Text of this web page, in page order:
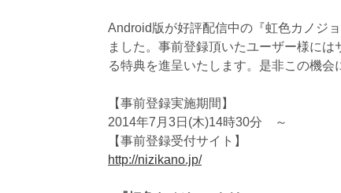
Android版が好評配信中の『虹色カノジ
ました。事前登録頂いたユーザー様に
る特典を進呈いたします。是非この機会
【事前登録実施期間】
2014年7月3日(木)14時30分 ～
【事前登録受付サイト】
http://nizikano.jp/